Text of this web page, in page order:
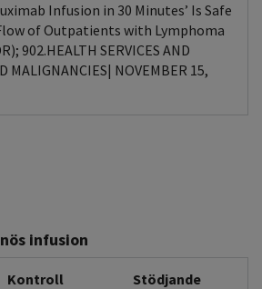
Infusion in 30 Minutes’ Is Safe
of Outpatients with Lymphoma
902.HEALTH SERVICES AND
MALIGNANCIES| NOVEMBER 15,
infusion
Kontroll
Stödjande